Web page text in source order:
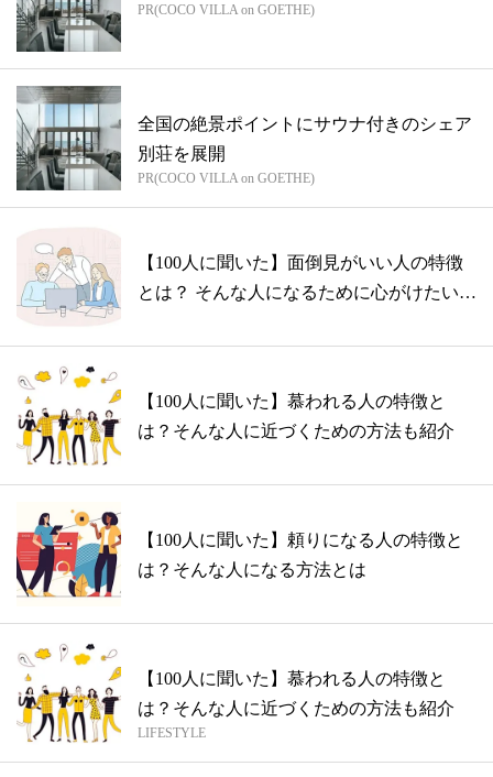
PR(COCO VILLA on GOETHE)
全国の絶景ポイントにサウナ付きのシェア
別荘を展開
PR(COCO VILLA on GOETHE)
【100人に聞いた】面倒見がいい人の特徴
とは？ そんな人になるために心がけたい
【100人に聞いた】慕われる人の特徴と
は？そんな人に近づくための方法も紹介
【100人に聞いた】頼りになる人の特徴と
は？そんな人になる方法とは
【100人に聞いた】慕われる人の特徴と
は？そんな人に近づくための方法も紹介
LIFESTYLE